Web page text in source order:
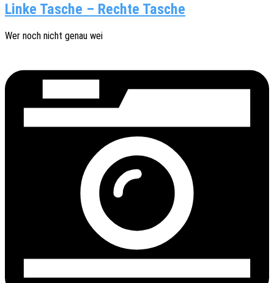
Linke Tasche – Rechte Tasche
Wer noch nicht genau wei